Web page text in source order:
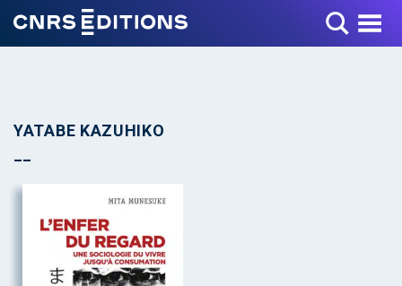
Toggle Menu
YATABE KAZUHIKO